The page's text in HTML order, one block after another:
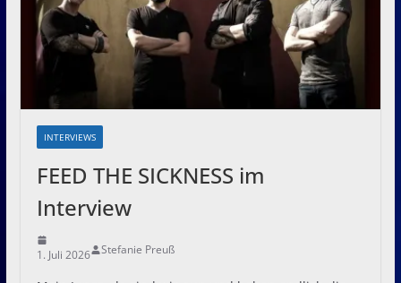
INTERVIEWS
FEED THE SICKNESS im
Interview
1. Juli 2026 Stefanie Preuß